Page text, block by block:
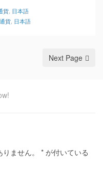
貨 日本語
貨 日本語
Next Page
ません。 * が付いている